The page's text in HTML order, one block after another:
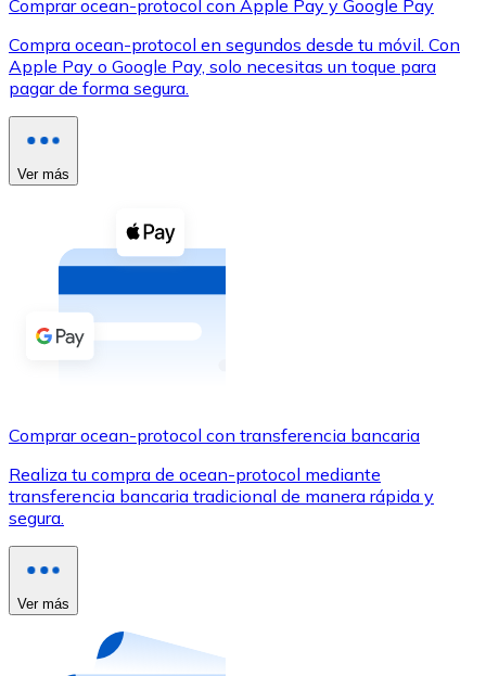
XRP
XRP
Ver todo
Compra criptomonedas con efectivo en tu tienda más
Comprar con efectivo
Transferencia SEPA
Utiliza tarjetas Visa y Mastercard para comprar
Comprar con tarjeta
Tienda - Tarjetas regalo
Nuevo
Compra tarjetas regalo de tus marcas favoritas con
Comprar ocean-protocol con Apple Pay y Google Pay
Compra ocean-protocol en segundos desde tu móvil. Con
Apple Pay o Google Pay, solo necesitas un toque para
pagar de forma segura.
Ver más
Comprar ocean-protocol con transferencia bancaria
Realiza tu compra de ocean-protocol mediante
transferencia bancaria tradicional de manera rápida y
segura.
Ver más